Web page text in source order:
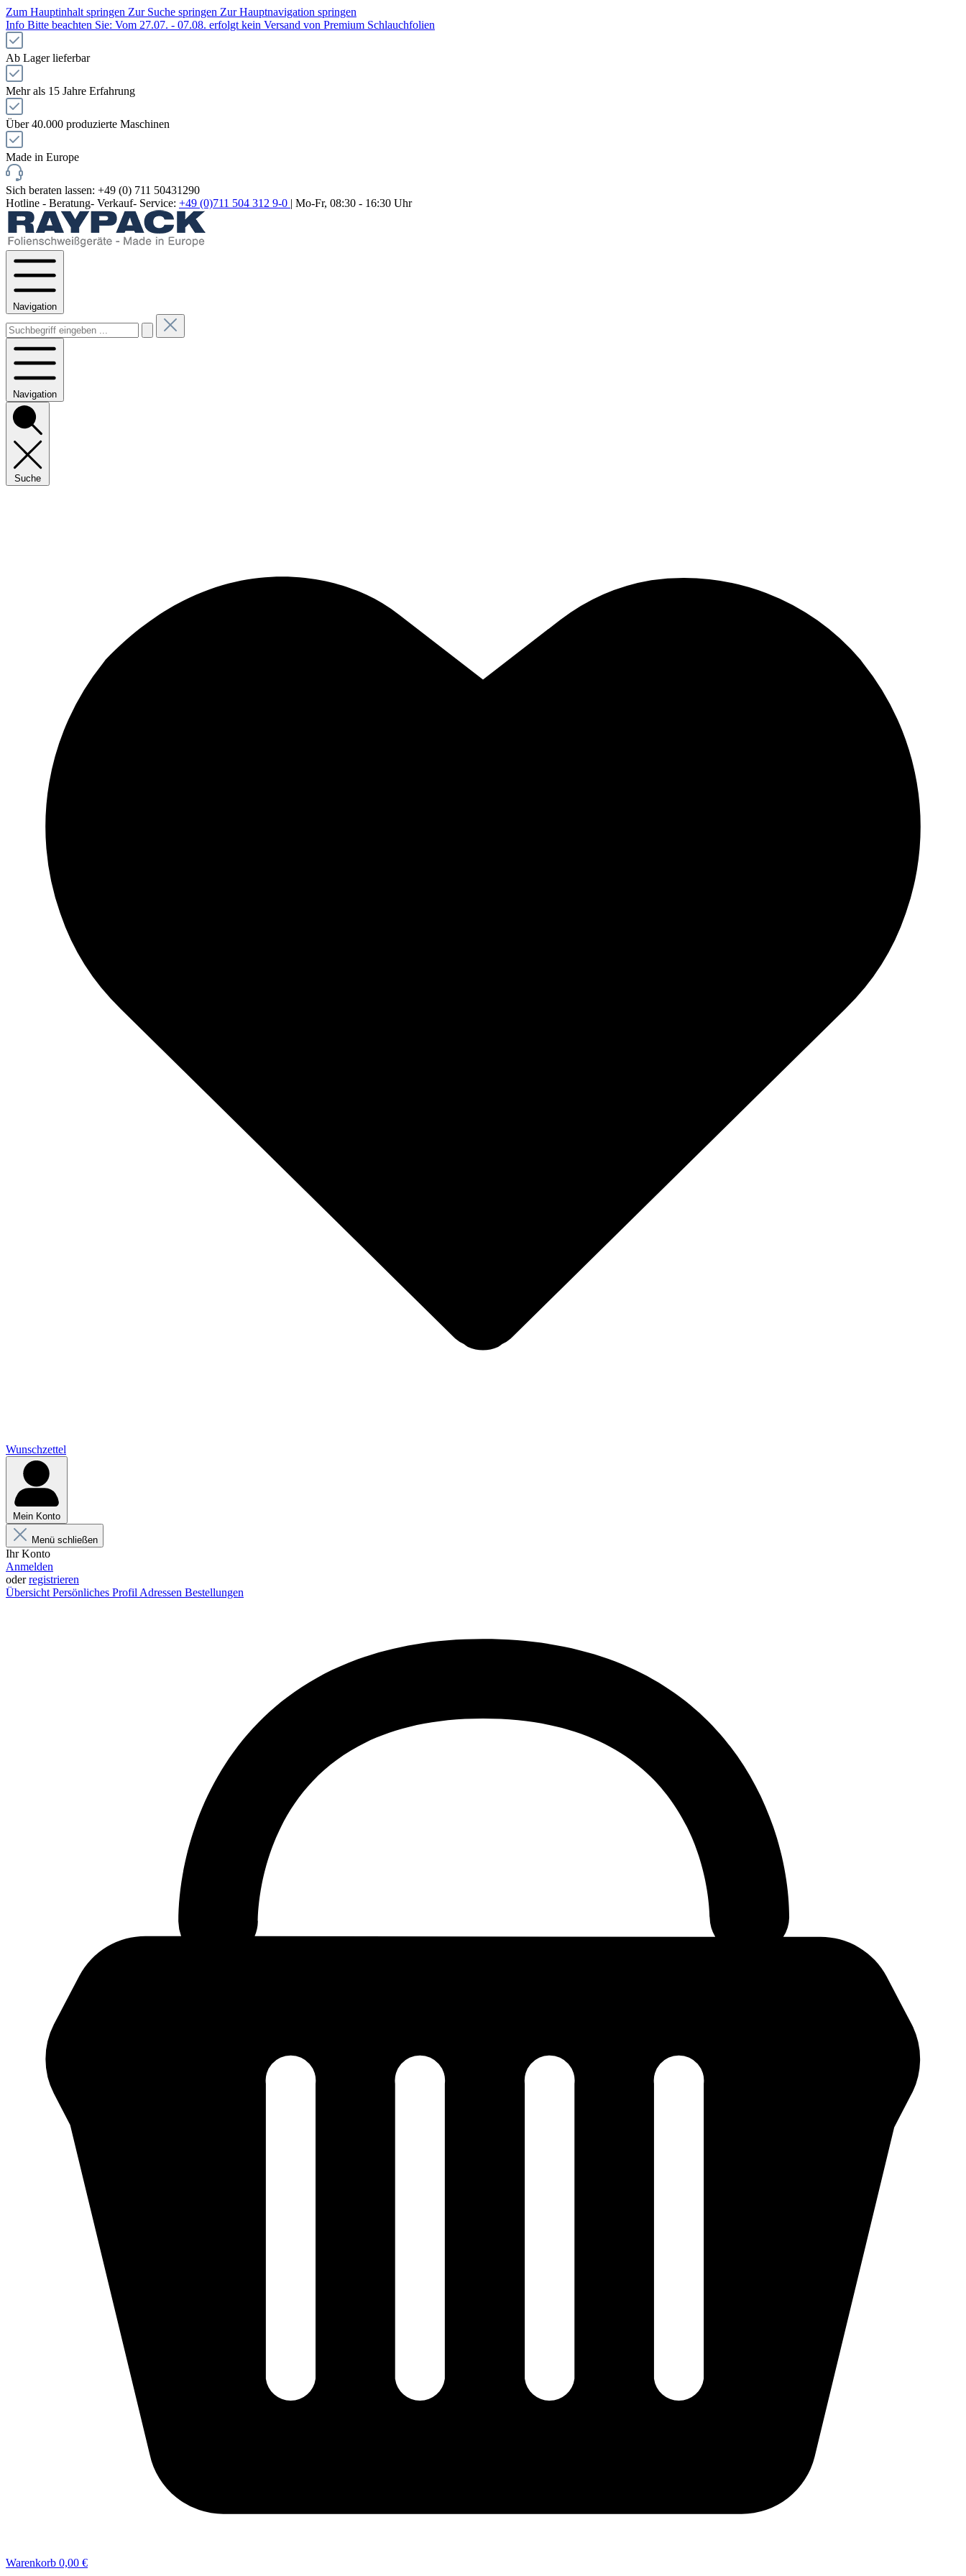
Zum Hauptinhalt springen Zur Suche springen Zur Hauptnavigation springen
Info Bitte beachten Sie: Vom 27.07. - 07.08. erfolgt kein Versand von Premium Schlauchfolien
Ab Lager lieferbar
Mehr als 15 Jahre Erfahrung
Über 40.000 produzierte Maschinen
Made in Europe
Sich beraten lassen: +49 (0) 711 50431290
Hotline - Beratung- Verkauf- Service: +49 (0)711 504 312 9-0 | Mo-Fr, 08:30 - 16:30 Uhr
Navigation
Navigation
Suche
Wunschzettel
Mein Konto
Menü schließen
Ihr Konto
Anmelden
oderregistrieren
Übersicht Persönliches Profil Adressen Bestellungen
Warenkorb 0,00 €